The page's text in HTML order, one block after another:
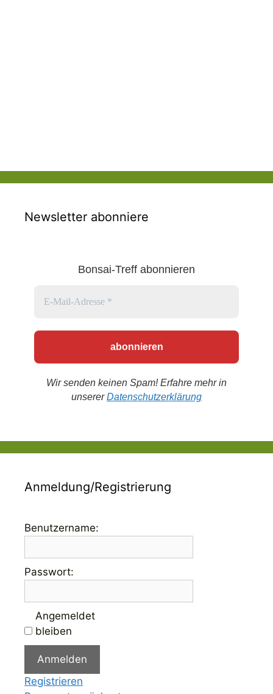
Newsletter abonniere
Bonsai-Treff abonnieren
Wir senden keinen Spam! Erfahre mehr in
unsererDatenschutzerklärung
Anmeldung/Registrierung
Benutzername:
Passwort:
Angemeldet
bleiben
Anmelden
Registrieren